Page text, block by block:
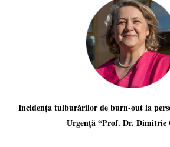
Incidența tulburărilor de burn-out la
Urgență “Prof. Dr. Dimitrie